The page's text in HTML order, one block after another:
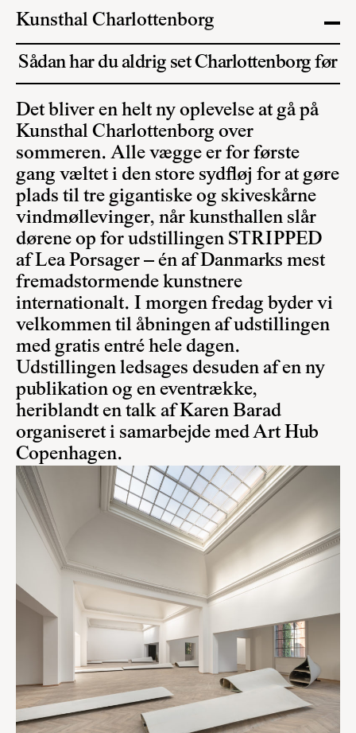
Kunsthal Charlottenborg
Sådan har du aldrig set Charlottenborg før
Det bliver en helt ny oplevelse at gå på
Kunsthal Charlottenborg over
sommeren. Alle vægge er for første
gang væltet i den store sydfløj for at gøre
plads til tre gigantiske og skiveskårne
vindmøllevinger, når kunsthallen slår
dørene op for udstillingen STRIPPED
af Lea Porsager – én af Danmarks mest
fremadstormende kunstnere
internationalt. I morgen fredag byder vi
velkommen til åbningen af udstillingen
med gratis entré hele dagen.
Udstillingen ledsages desuden af en ny
publikation og en eventrække,
heriblandt en talk af Karen Barad
organiseret i samarbejde med Art Hub
Copenhagen.